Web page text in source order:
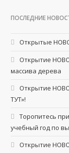
ПОСЛЕДНИЕ
Открытые
Открытие
массива дерева
Открытие
ТУТ»!
Торопитесь
учебный год по
Открытие